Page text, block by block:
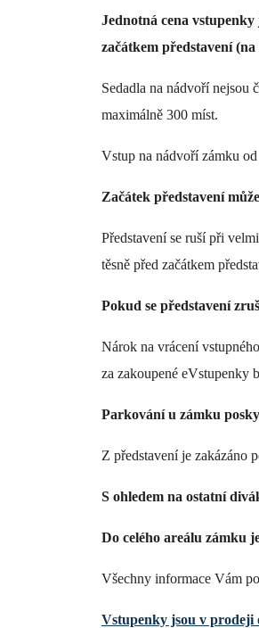
Jednotná cena
začátkem představení
Sedadla na nádvoří nejsou
maximálně 300 míst.
Vstup na nádvoří zámku
Začátek představení
Představení se ruší při
těsně před začátkem
Pokud se představení
Nárok na vrácení
za zakoupené eVstupenky
Parkování u zámku
Z představení je zakázáno
S ohledem na ostatní
Do celého areálu zámku
Všechny informace Vám
Vstupenky jsou v prodeji